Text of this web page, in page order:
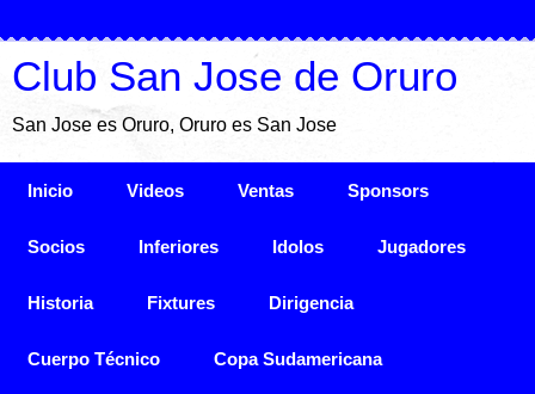
Club San Jose de Oruro
San Jose es Oruro, Oruro es San Jose
Inicio Videos Ventas Sponsors
Socios Inferiores Idolos Jugadores
Historia Fixtures Dirigencia
Cuerpo Técnico Copa Sudamericana